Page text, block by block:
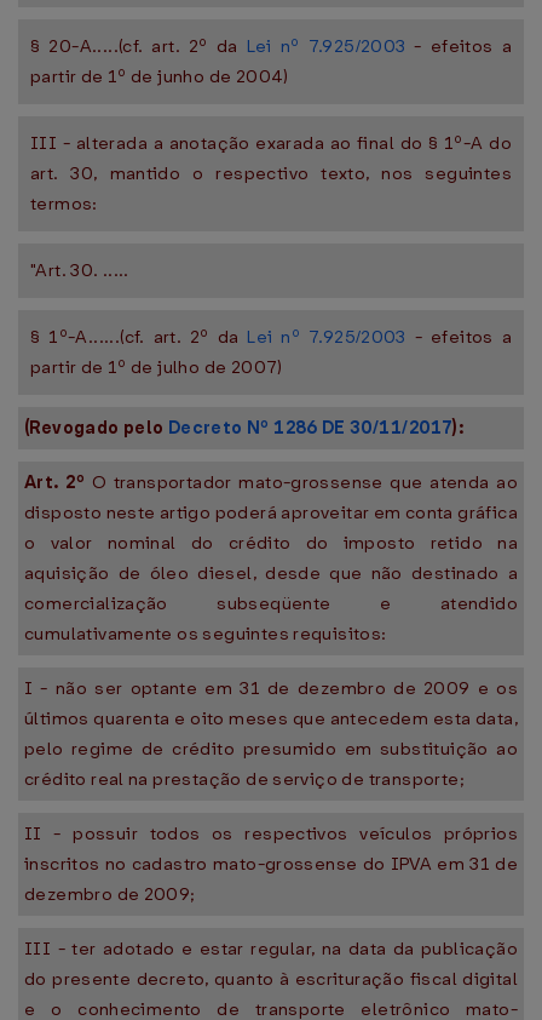
§ 20-A.....(cf. art. 2º da Lei nº 7.925/2003 - efeitos a
partir de 1º de junho de 2004)
III - alterada a anotação exarada ao final do § 1º-A do
art. 30, mantido o respectivo texto, nos seguintes
termos:
"Art. 30. .....
§ 1º-A......(cf. art. 2º da Lei nº 7.925/2003 - efeitos a
partir de 1º de julho de 2007)
(Revogado pelo Decreto Nº 1286 DE 30/11/2017):
Art. 2º O transportador mato-grossense que atenda ao
disposto neste artigo poderá aproveitar em conta gráfica
o valor nominal do crédito do imposto retido na
aquisição de óleo diesel, desde que não destinado a
comercialização subseqüente e atendido
cumulativamente os seguintes requisitos:
I - não ser optante em 31 de dezembro de 2009 e os
últimos quarenta e oito meses que antecedem esta data,
pelo regime de crédito presumido em substituição ao
crédito real na prestação de serviço de transporte;
II - possuir todos os respectivos veículos próprios
inscritos no cadastro mato-grossense do IPVA em 31 de
dezembro de 2009;
III - ter adotado e estar regular, na data da publicação
do presente decreto, quanto à escrituração fiscal digital
e o conhecimento de transporte eletrônico mato-